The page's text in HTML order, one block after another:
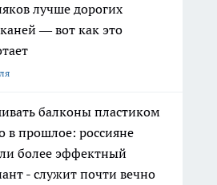
лучше дорогих
— вот как это
балконы пластиком
в прошлое: россияне
более эффектный
- служит почти вечно